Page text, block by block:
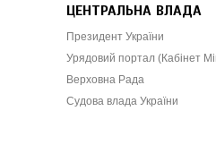
ЦЕНТРАЛЬНА ВЛАДА
Президент України
Урядовий портал (Кабінет
Верховна Рада
Судова влада України